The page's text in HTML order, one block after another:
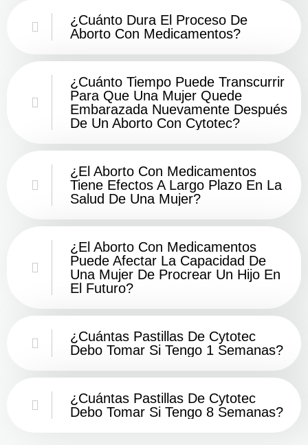
¿Cuánto Dura El Proceso De
Aborto Con Medicamentos?
¿Cuánto Tiempo Puede Transcurrir
Para Que Una Mujer Quede
Embarazada Nuevamente Después
De Un Aborto Con Cytotec?
¿El Aborto Con Medicamentos
Tiene Efectos A Largo Plazo En La
Salud De Una Mujer?
¿El Aborto Con Medicamentos
Puede Afectar La Capacidad De
Una Mujer De Procrear Un Hijo En
El Futuro?
¿Cuántas Pastillas De Cytotec
Debo Tomar Si Tengo 1 Semanas?
¿Cuántas Pastillas De Cytotec
Debo Tomar Si Tengo 8 Semanas?